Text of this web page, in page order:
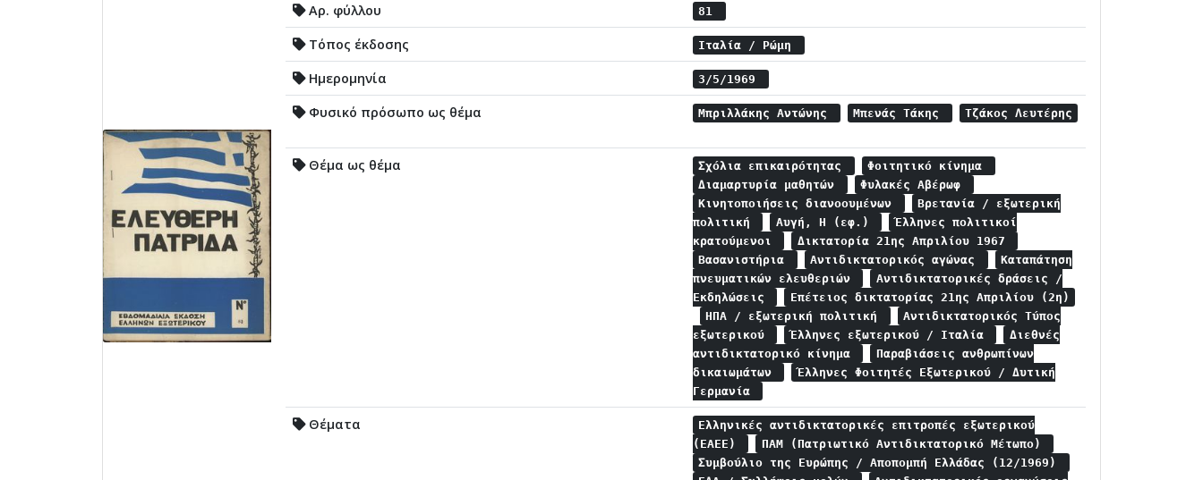
Αρ. φύλλου 81
Τόπος έκδοσης Ιταλία / Ρώμη
Ημερομηνία 3/5/1969
Φυσικό πρόσωπο ως θέμα Μπριλλάκης Αντώνης Μπενάς Τάκης Τζάκος Λευτέρης
Θέμα ως θέμα Σχόλια επικαιρότητας
Φοιτητικό κίνημα
Διαμαρτυρία μαθητών
Φυλακές Αβέρωφ
Κινητοποιήσεις διανοουμένων
Βρετανία / εξωτερική
πολιτική
Αυγή, Η (εφ.)
Έλληνες πολιτικοί
κρατούμενοι
Δικτατορία 21ης Απριλίου 1967
Βασανιστήρια
Αντιδικτατορικός αγώνας
Καταπάτηση
πνευματικών ελευθεριών
Αντιδικτατορικές δράσεις /
Εκδηλώσεις
Επέτειος δικτατορίας 21ης Απριλίου (2η)
ΗΠΑ / εξωτερική πολιτική
Αντιδικτατορικός Τύπος
εξωτερικού
Έλληνες εξωτερικού / Ιταλία
Διεθνές
αντιδικτατορικό κίνημα
Παραβιάσεις ανθρωπίνων
δικαιωμάτων
Έλληνες Φοιτητές Εξωτερικού / Δυτική
Γερμανία
Θέματα
Ελληνικές αντιδικτατορικές επιτροπές εξωτερικού
(ΕΑΕΕ)
ΠΑΜ (Πατριωτικό Αντιδικτατορικό Μέτωπο)
Συμβούλιο της Ευρώπης / Αποπομπή Ελλάδας (12/1969)